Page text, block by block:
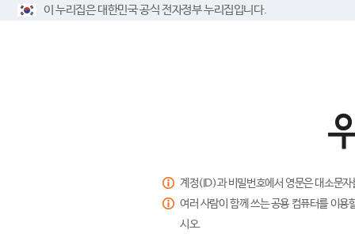
이 누리집은 대한민국 공식 전자정부 누리집입니다.
계정(ID)과 비밀번호에서 영문은 대소문
여러 사람이 함께 쓰는 공용 컴퓨터를 이
시오.